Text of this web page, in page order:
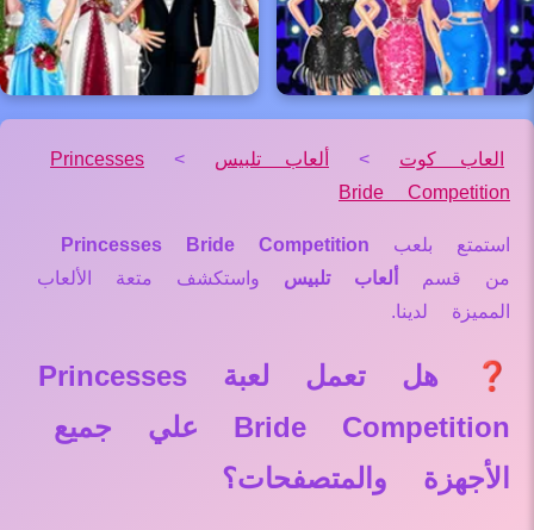
العاب كوت > ألعاب تلبيس >
Princesses
Bride Competition
استمتع بلعب Princesses Bride Competition
من قسم
ألعاب تلبيس واستكشف متعة الألعاب
المميزة لدينا.
❓ هل تعمل لعبة Princesses
Bride Competition علي جميع
الأجهزة والمتصفحات؟